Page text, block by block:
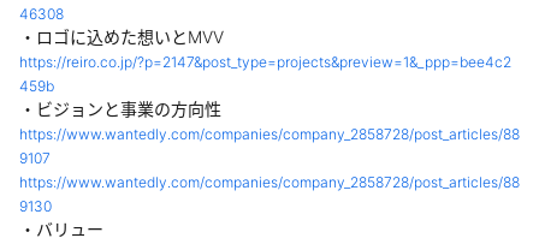
46308
・ロゴに込めた想いとMVV
https://reiro.co.jp/?p=2147&post_type=projects&preview=1&_ppp=bee4c2
459b
・ビジョンと事業の方向性
https://www.wantedly.com/companies/company_2858728/post_articles/88
9107
https://www.wantedly.com/companies/company_2858728/post_articles/88
9130
・バリュー